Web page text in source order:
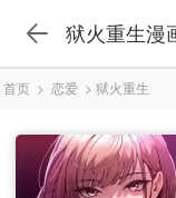
狱火重生漫
首页 > 恋爱 > 狱火重生